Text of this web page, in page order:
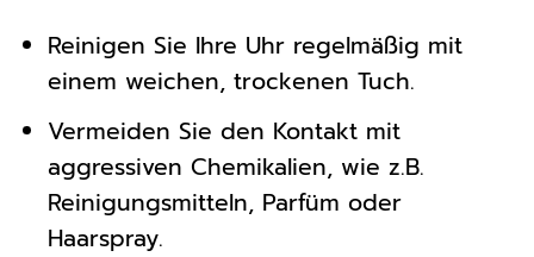
Reinigen Sie Ihre Uhr regelmäßig mit
einem weichen, trockenen Tuch.
Vermeiden Sie den Kontakt mit
aggressiven Chemikalien, wie z.B.
Reinigungsmitteln, Parfüm oder
Haarspray.